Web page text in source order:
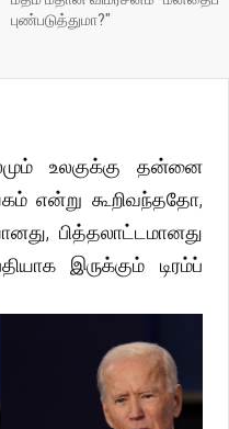
புண்படுத்துமா?"
உலகுக்கு தன்னை
என்று கூறிவந்ததோ,
பித்தலாட்டமானது
இருக்கும் டிரம்ப்